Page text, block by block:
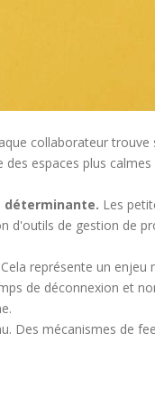
collaborateur
espaces plus
déterminante. Les
d'outils de gestion de
Cela représente un
de déconnexion et
Des mécanismes de